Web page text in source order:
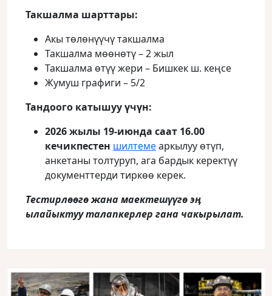
Такшалма шарттары:
Акы төлөнүүчү такшалма
Такшалма мөөнөтү – 2 жыл
Такшалма өтүү жери – Бишкек ш. кеңсе
Жумуш графиги – 5/2
Тандоого катышуу үчүн:
2026 жылы 19-июнда саат 16.00
кечикпестен шилтемеаркылуу өтүп,
анкетаны толтуруп, ага бардык керектүү
документтерди тиркөө керек.
Тестирлөөгө жана маектешүүгө эӊ
ылайыктуу талапкерлер гана чакырылат.